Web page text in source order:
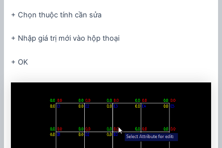
+ Chọn thuộc tính cần sửa
+ Nhập giá trị mới vào hộp thoại
+ OK